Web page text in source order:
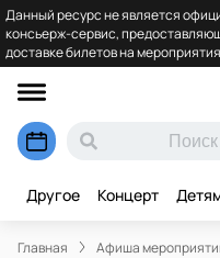
Данный ресурс не является
консьерж-сервис,
доставке билетов на
Другое Концерт
Главная Афиша